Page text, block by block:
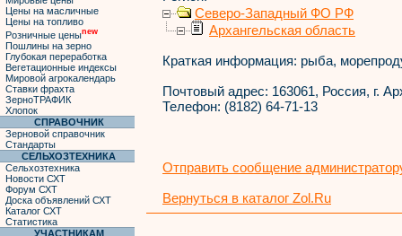
Цены на масличные
Цены на топливо
Розничные ценыnew
Пошлины на зерно
Глубокая переработка
Вегетационные индексы
Мировой агрокалендарь
Ставки фрахта
ЗерноТРАФИК
Хлопок
СПРАВОЧНИК
Зерновой справочник
Стандарты
СЕЛЬХОЗТЕХНИКА
Сельхозтехника
Новости СХТ
Форум СХТ
Доска объявлений СХТ
Каталог СХТ
Статистика
УЧАСТНИКАМ
Северо-Западный ФО РФ
Архангельская область
Краткая информация: рыба,
Почтовый адрес: 163061, Россия, г.
Телефон: (8182) 64-71-13
Отправить сообщение
Вернуться в каталог Zol.Ru